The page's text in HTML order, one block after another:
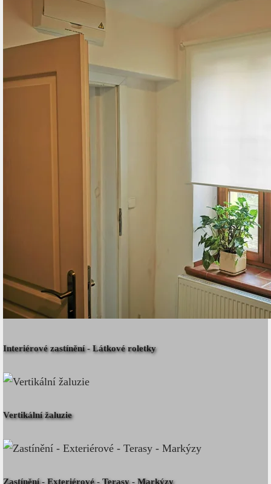
Interiérové zastínění - Látkové roletky
Vertikální žaluzie
Zastínění - Exteriérové - Terasy - Markýzy